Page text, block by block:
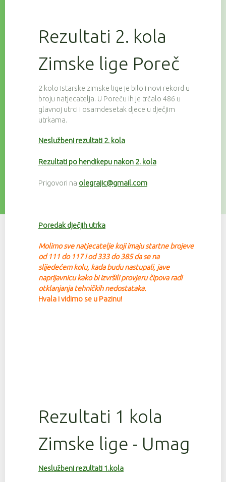
Rezultati 2. kola
Zimske lige Poreč
2 kolo Istarske zimske lige je bilo i novi rekord u
broju natjecatelja. U Poreču ih je trčalo 486 u
glavnoj utrci i osamdesetak djece u dječjim
utrkama.
Neslužbeni rezultati 2. kola
Rezultati po hendikepu nakon 2. kola
Prigovori na olegrajic@gmail.com
Poredak dječjih utrka
Molimo sve natjecatelje koji imaju startne brojeve
od 111 do 117 i od 333 do 385 da se na
slijedećem kolu, kada budu nastupali, jave
naprijavnicu kako bi izvršili provjeru čipova radi
otklanjanja tehničkih nedostataka.
Hvala i vidimo se u Pazinu!
Rezultati 1 kola
Zimske lige - Umag
Neslužbeni rezultati 1.kola